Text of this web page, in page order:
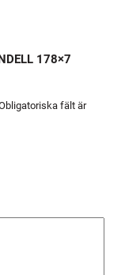
178×7
fält är